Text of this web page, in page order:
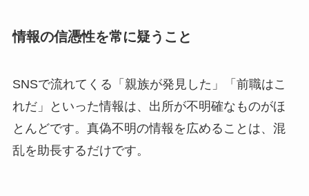
情報の信憑性を常に疑うこと
SNSで流れてくる「親族が発見した」「前職はこ
れだ」といった情報は、出所が不明確なものがほ
とんどです。真偽不明の情報を広めることは、混
乱を助長するだけです。